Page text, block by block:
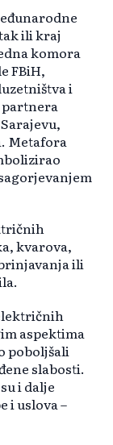
ili kraj
komora
FBiH,
i
partnera
Metafora
kvarova,
ili
aspektima
poboljšali
slabosti.
i dalje
i uslova –